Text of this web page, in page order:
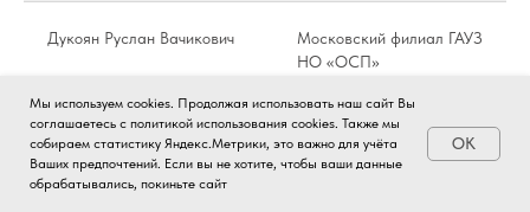
Дукоян Руслан Вачикович
Московский филиал ГАУЗ
НО «ОСП»
Колесова Елена
Викторовна
Сормовский филиал №2
ГАУЗ НО «ОСП»
Запись на приём
Мы используем cookies. Продолжая использовать наш сайт Вы
соглашаетесь с политикой использования cookies. Также мы
собираем статистику Яндекс.Метрики, это важно для учёта
Ваших предпочтений. Если вы не хотите, чтобы ваши данные
обрабатывались, покиньте сайт
OK